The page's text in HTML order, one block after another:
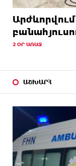
2 ՕՐ ԱՌԱՋ
ԱՇԽԱՐՀ